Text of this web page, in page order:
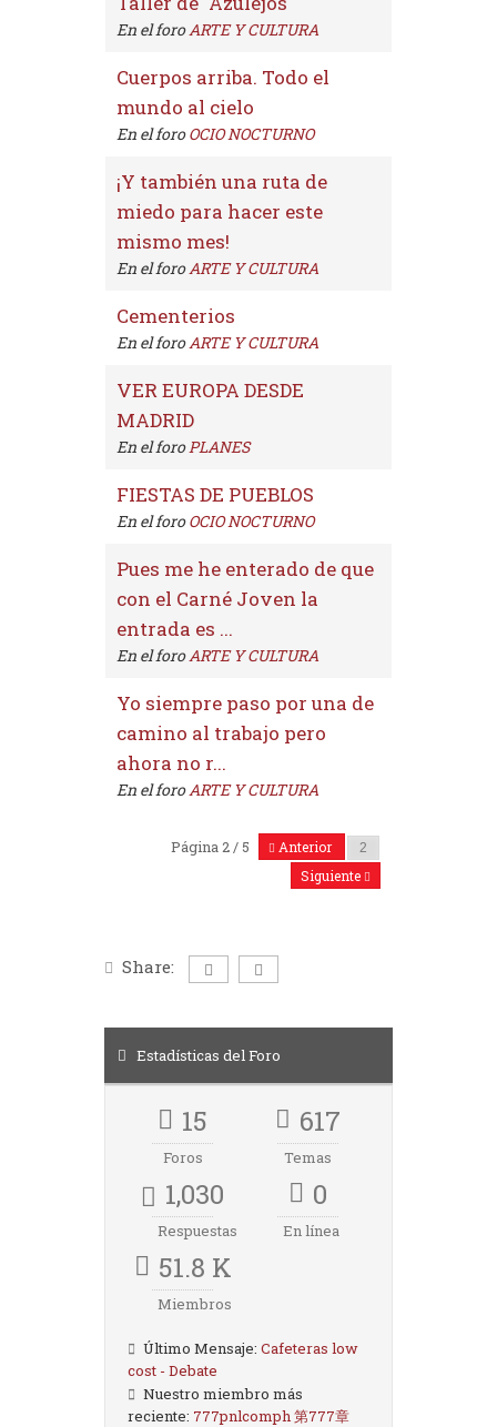
En el foroARTE Y CULTURA
Cuerpos arriba. Todo el
mundo al cielo
En el foro OCIO NOCTURNO
¡Y también una ruta de
miedo para hacer este
mismo mes!
En el foroARTE Y CULTURA
Cementerios
En el foroARTE Y CULTURA
VER EUROPA DESDE
MADRID
En el foroPLANES
FIESTAS DE PUEBLOS
En el foro OCIO NOCTURNO
Pues me he enterado de que
con el Carné Joven la
entrada es ...
En el foroARTE Y CULTURA
Yo siempre paso por una de
camino al trabajo pero
ahora no r...
En el foroARTE Y CULTURA
Página 2 / 5
Anterior
Siguiente
Share:
Estadísticas del Foro
15
Foros
617
Temas
1,030
Respuestas
0
En línea
51.8 K
Miembros
Último Mensaje: Cafeteras low
cost - Debate
Nuestro miembro más
reciente: 777pnlcomph 第777章